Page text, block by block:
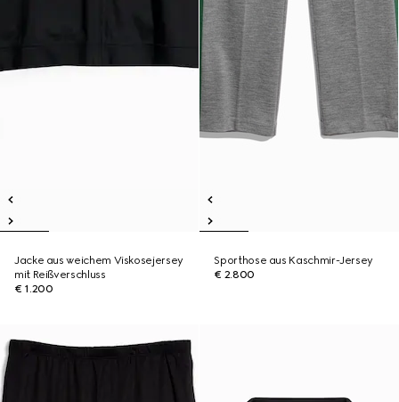
Jacke aus weichem Viskosejersey
mit Reißverschluss
€ 1.200
Sporthose aus Kaschmir-Jersey
€ 2.800